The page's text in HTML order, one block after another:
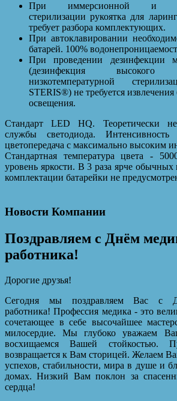
При иммерсионной и
стерилизации рукоятка для
требует разбора комплектующих.
При автоклавировании
батарей. 100%
При проведении дезинфекции
(дезинфекция
низкотемпературной
STERIS®) не требуется
освещения.
Стандарт LED HQ. Теоретически
службы светодиода. Интенсивность
цветопередача с максимально высоким
Стандартная температура цвета -
уровень яркости. В 3 раза ярче
комплектации батарейки не
Новости Компании
Поздравляем с Днём
работника!
Дорогие друзья!
Сегодня мы поздравляем Вас с
работника! Профессия медика - это
сочетающее в себе высочайшее
милосердие. Мы глубоко уважаем
восхищаемся Вашей стойкостью.
возвращается к Вам сторицей. Желаем
успехов, стабильности, мира в душе и
домах. Низкий Вам поклон за
сердца!